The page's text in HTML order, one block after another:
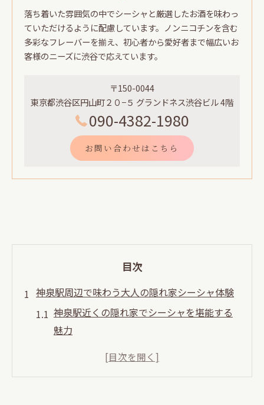
落ち着いた雰囲気の中でシーシャと厳選したお酒を味わっ
ていただけるように配慮しています。ノンニコチンを含む
多彩なフレーバーを揃え、初心者から愛好者まで幅広いお
客様のニーズに渋谷で応えています。
〒150-0044
東京都渋谷区円山町２０−５ グランドネス渋谷ビル 4階
090-4382-1980
お問い合わせはこちら
目次
神泉駅周辺で味わう大人の隠れ家シーシャ体験
神泉駅近くの隠れ家でシーシャを堪能する
魅力
落ち着いた空間でシーシャと非日常を満喫